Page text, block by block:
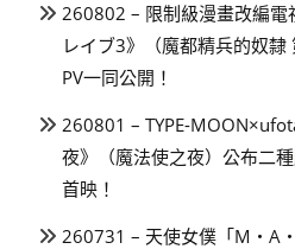
260802 – 限制級漫畫改編電
レイブ3》（魔都精兵的奴
PV一同公開！
260801 – TYPE-
夜》（魔法使之夜）公布二
首映！
260731 – 天使女僕「M・A